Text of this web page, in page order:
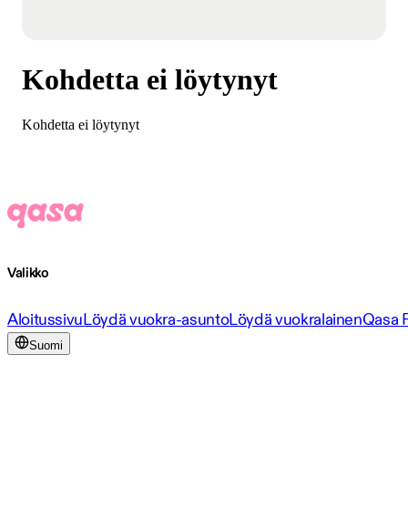
Kohdetta ei löytynyt
Kohdetta ei löytynyt
Valikko
AloitussivuLöydä vuokra-asuntoLöydä vuokralainenQasa
Suomi